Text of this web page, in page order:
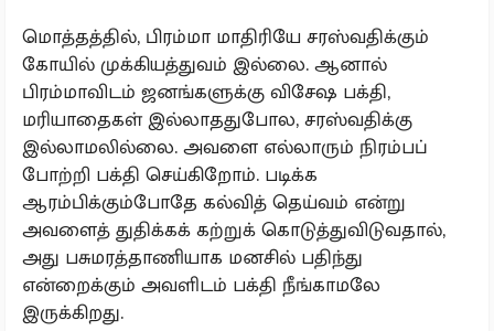
மொத்தத்தில், பிரம்மா மாதிரியே சரஸ்வதிக்கும்
கோயில் முக்கியத்துவம் இல்லை. ஆனால்
பிரம்மாவிடம் ஜனங்களுக்கு விசேஷ பக்தி,
மரியாதைகள் இல்லாததுபோல, சரஸ்வதிக்கு
இல்லாமலில்லை. அவளை எல்லாரும் நிரம்பப்
போற்றி பக்தி செய்கிறோம். படிக்க
ஆரம்பிக்கும்போதே கல்வித் தெய்வம் என்று
அவளைத் துதிக்கக் கற்றுக் கொடுத்துவிடுவதால்,
அது பசுமரத்தாணியாக மனசில் பதிந்து
என்றைக்கும் அவளிடம் பக்தி நீங்காமலே
இருக்கிறது.